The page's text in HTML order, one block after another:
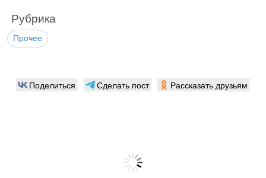
Рубрика
Прочее
Поделиться Сделать пост Рассказать друзьям